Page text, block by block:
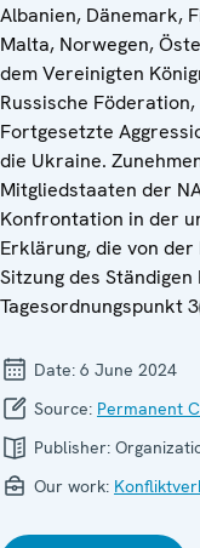
Albanien, Dänemark,
Malta, Norwegen,
dem Vereinigten
Russische
Fortgesetzte
die Ukraine.
Mitgliedstaaten der
Konfrontation in der
Erklärung, die von
Sitzung des
Tagesordnungspunkt
Date: 6 June 2024
Source: Permanent
Publisher:
Our work: